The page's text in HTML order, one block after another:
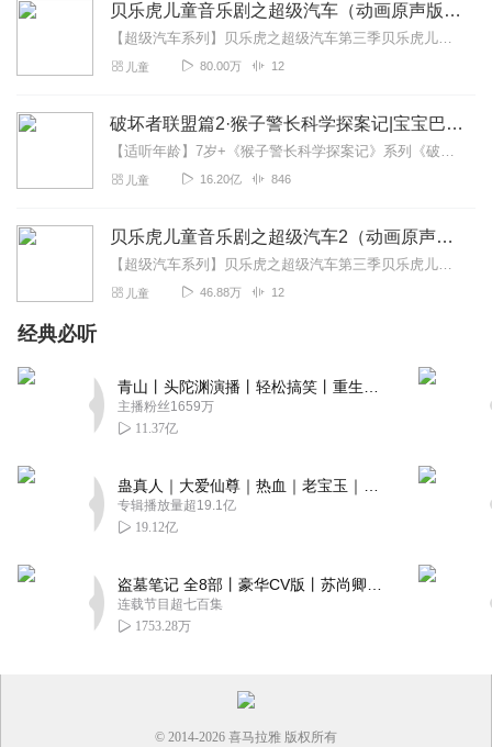
贝乐虎儿童音乐剧之超级汽车（动画原声版）
【超级汽车系列】贝乐虎之超级汽车第三季贝乐虎儿童音乐剧之超级汽车贝乐虎儿童音乐剧之超级汽车（动画原声版）贝乐虎儿童音乐剧之超级汽车2（动画原声版）贝乐虎之超级...
儿童 80.00万 12
破坏者联盟篇2·猴子警长科学探案记|宝宝巴士故事
【适听年龄】7岁+《猴子警长科学探案记》系列《破坏者联盟篇1·猴子警长科学探案记》>>>《破坏者联盟篇2·猴子警长科学探案记》>>>《破坏者联盟篇3·猴子警长科...
儿童 16.20亿 846
贝乐虎儿童音乐剧之超级汽车2（动画原声版）
【超级汽车系列】贝乐虎之超级汽车第三季贝乐虎儿童音乐剧之超级汽车贝乐虎儿童音乐剧之超级汽车（动画原声版）贝乐虎儿童音乐剧之超级汽车2（动画原声版）贝乐虎之超级...
儿童 46.88万 12
经典必听
主播粉丝1659万
11.37亿
专辑播放量超19.1亿
19.12亿
连载节目超七百集
1753.28万
© 2014-2026 喜马拉雅 版权所有